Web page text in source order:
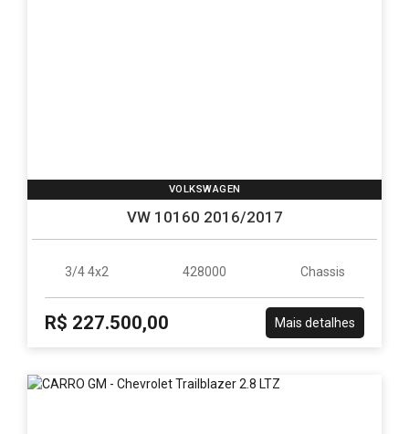
VOLKSWAGEN
VW 10160 2016/2017
3/4 4x2 428000 Chassis
R$ 227.500,00 Mais detalhes